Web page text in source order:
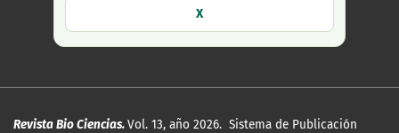
X
Revista Bio Ciencias.Vol. 13, año 2026. Sistema de Publicación